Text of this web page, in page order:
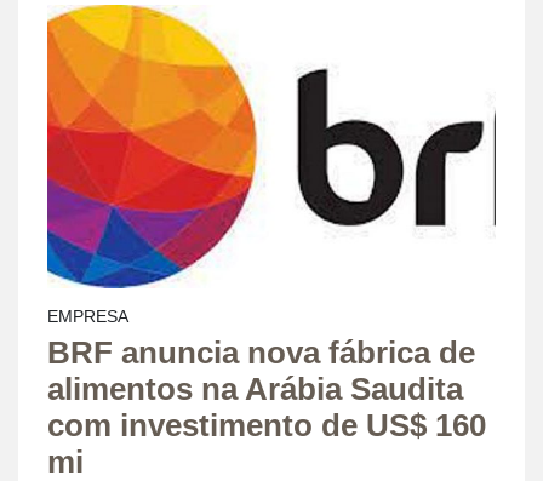
EMPRESA
BRF anuncia nova fábrica de
alimentos na Arábia Saudita
com investimento de US$ 160
mi